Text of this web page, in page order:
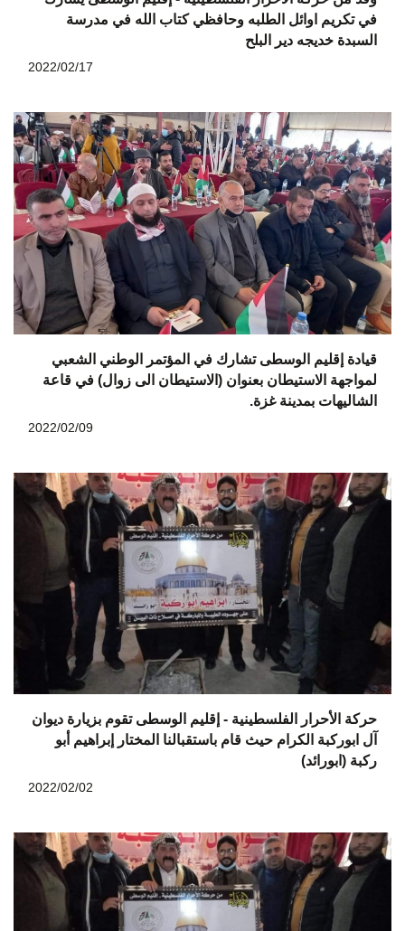
في تكريم اوائل الطلبه وحافظي كتاب الله في مدرسة
السبدة خديجه دير البلح
قيادة إقليم الوسطى تشارك في المؤتمر الوطني الشعبي
لمواجهة الاستيطان بعنوان (الاستيطان الى زوال) في قاعة
الشاليهات بمدينة غزة.
حركة الأحرار الفلسطينية - إقليم الوسطى تقوم بزيارة ديوان
آل ابوركبة الكرام حيث قام باستقبالنا المختار إبراهيم أبو
ركبة (ابورائد)